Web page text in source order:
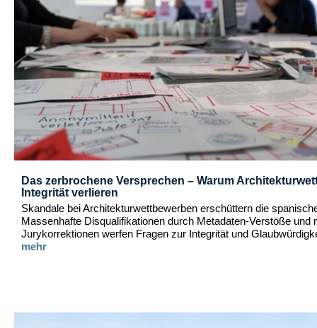
Das zerbrochene Versprechen – Warum
Integrität verlieren
Skandale bei Architekturwettbewerben erschüttern die
Massenhafte Disqualifikationen durch Metadaten-Verstöße und
Jurykorrektionen werfen Fragen zur Integrität und
mehr